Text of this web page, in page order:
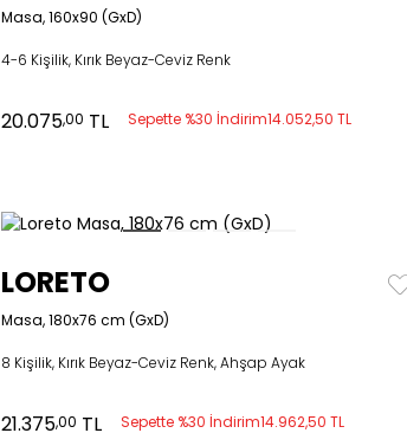
Masa, 160x90 (GxD)
4-6 Kişilik, Kırık Beyaz-Ceviz Renk
20.075,00 TL Sepette %30 İndirim14.052,50 TL
LORETO
Masa, 180x76 cm (GxD)
8 Kişilik, Kırık Beyaz-Ceviz Renk, Ahşap Ayak
21.375,00 TL Sepette %30 İndirim14.962,50 TL